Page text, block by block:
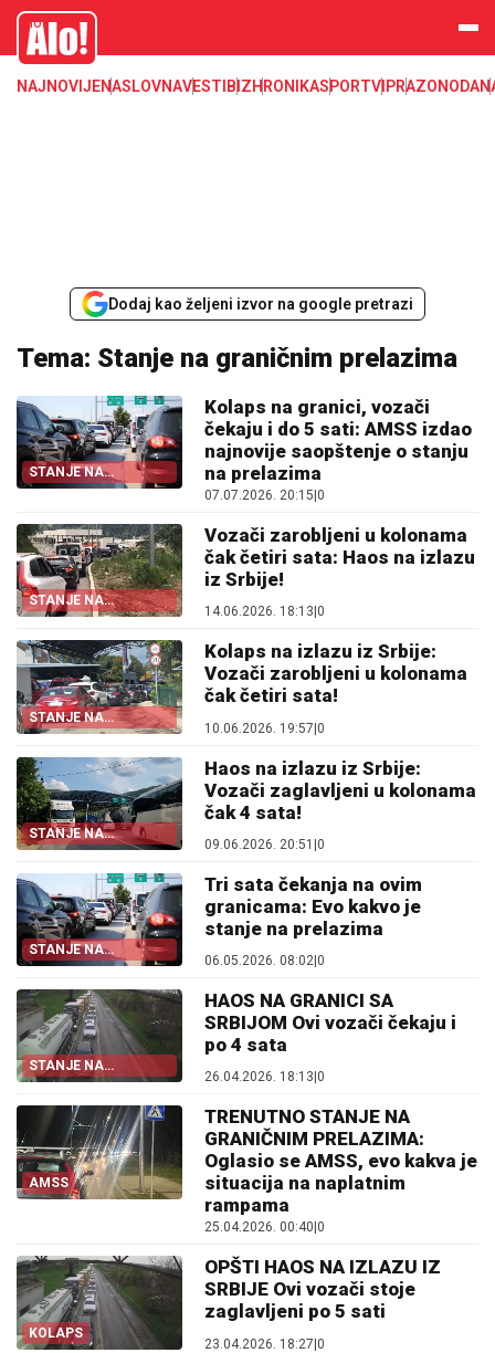
Alo
NAJNOVIJENASLOVNAVESTI BIZHRONIKASPORTVIPRAZONODA
Dodaj kao željeni izvor na google pretrazi
Tema: Stanje na graničnim prelazima
STANJE NA
PRELAZIMA
Kolaps na granici, vozači
čekaju i do 5 sati: AMSS izdao
najnovije saopštenje o stanju
na prelazima
07.07.2026. 20:15 0
STANJE NA
PRELAZIMA
Vozači zarobljeni u kolonama
čak četiri sata: Haos na izlazu
iz Srbije!
14.06.2026. 18:13 0
STANJE NA
PRELAZIMA
Kolaps na izlazu iz Srbije:
Vozači zarobljeni u kolonama
čak četiri sata!
10.06.2026. 19:57|0
STANJE NA
PRELAZIMA
Haos na izlazu iz Srbije:
Vozači zaglavljeni u kolonama
čak 4 sata!
09.06.2026. 20:51 |0
STANJE NA
PRELAZIMA
Tri sata čekanja na ovim
granicama: Evo kakvo je
stanje na prelazima
06.05.2026. 08:02 0
STANJE NA
PRELAZIMA
HAOS NA GRANICI SA
SRBIJOM Ovi vozači čekaju i
po 4 sata
26.04.2026. 18:13 0
AMSS
TRENUTNO STANJE NA
GRANIČNIM PRELAZIMA:
Oglasio se AMSS, evo kakva je
situacija na naplatnim
rampama
25.04.2026. 00:40 0
KOLAPS
OPŠTI HAOS NA IZLAZU IZ
SRBIJE Ovi vozači stoje
zaglavljeni po 5 sati
23.04.2026. 18:27|0